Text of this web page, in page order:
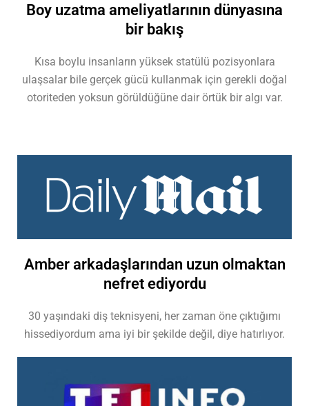
Boy uzatma ameliyatlarının dünyasına
bir bakış
Kısa boylu insanların yüksek statülü pozisyonlara
ulaşsalar bile gerçek gücü kullanmak için gerekli doğal
otoriteden yoksun görüldüğüne dair örtük bir algı var.
Amber arkadaşlarından uzun olmaktan
nefret ediyordu
30 yaşındaki diş teknisyeni, her zaman öne çıktığımı
hissediyordum ama iyi bir şekilde değil, diye hatırlıyor.